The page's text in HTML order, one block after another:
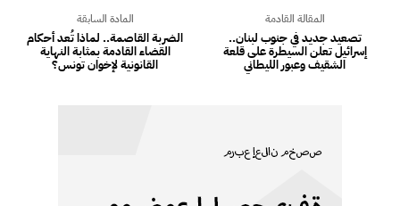
المادة السابقة
الضربة القاصمة.. لماذا تُعد أحكام
القضاء القادمة بمثابة النهاية
القانونية لإخوان تونس؟
المقالة القادمة
تصعيد جديد في جنوب لبنان..
إسرائيل تعلن السيطرة على قلعة
الشقيف وعبور الليطاني